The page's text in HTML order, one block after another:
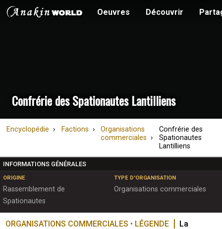
Oeuvres Découvrir
Confrérie des Spationautes Lantilliens
Encyclopédie Factions
Organisations
commerciales
Confrérie des
Spationautes
Lantilliens
INFORMATIONS GÉNÉRALES
ORIGINE
Rassemblement de
Spationautes
TYPE D'ORGANISATION
Organisations commerciales
ORGANISATIONS COMMERCIALES • LÉGENDE
La